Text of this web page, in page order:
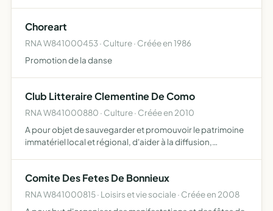
Choreart
RNA W841000453 · Culture · Créée en 1986
Promotion de la danse
Club Litteraire Clementine De Como
RNA W841000880 · Culture · Créée en 2010
A pour objet de sauvegarder et promouvoir le patrimoine
immatériel local et régional, d'aider à la diffusion,
Comite Des Fetes De Bonnieux
RNA W841000815 · Loisirs et vie sociale · Créée en 2008